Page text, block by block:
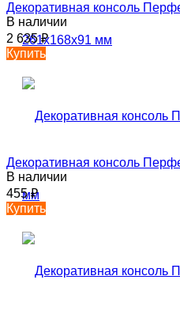
Декоративная консоль
В наличии
2 635₽
Купить
Декоративная консоль
В наличии
455₽
Купить